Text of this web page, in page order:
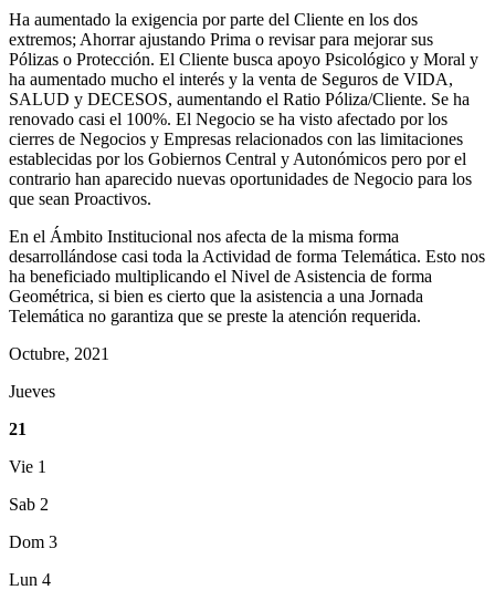
Ha aumentado la exigencia por parte del Cliente en los dos
extremos; Ahorrar ajustando Prima o revisar para mejorar sus
Pólizas o Protección. El Cliente busca apoyo Psicológico y Moral y
ha aumentado mucho el interés y la venta de Seguros de VIDA,
SALUD y DECESOS, aumentando el Ratio Póliza/Cliente. Se ha
renovado casi el 100%. El Negocio se ha visto afectado por los
cierres de Negocios y Empresas relacionados con las limitaciones
establecidas por los Gobiernos Central y Autonómicos pero por el
contrario han aparecido nuevas oportunidades de Negocio para los
que sean Proactivos.
En el Ámbito Institucional nos afecta de la misma forma
desarrollándose casi toda la Actividad de forma Telemática. Esto nos
ha beneficiado multiplicando el Nivel de Asistencia de forma
Geométrica, si bien es cierto que la asistencia a una Jornada
Telemática no garantiza que se preste la atención requerida.
Octubre, 2021
Jueves
21
Vie 1
Sab 2
Dom 3
Lun 4